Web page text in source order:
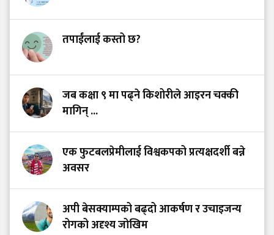
तपाईंलाई कस्तो छ?
जब कक्षा ९ मा पढ्ने किशोरीले आइरन चक्की
मागिन् ...
एक फुटबलप्रेमीलाई विश्वकपको प्रत्यक्षदर्शी बन्ने
अवसर
अपी बेसक्याम्पको बढ्दो आकर्षण र उचाइजन्य
रोगको अदृश्य जोखिम